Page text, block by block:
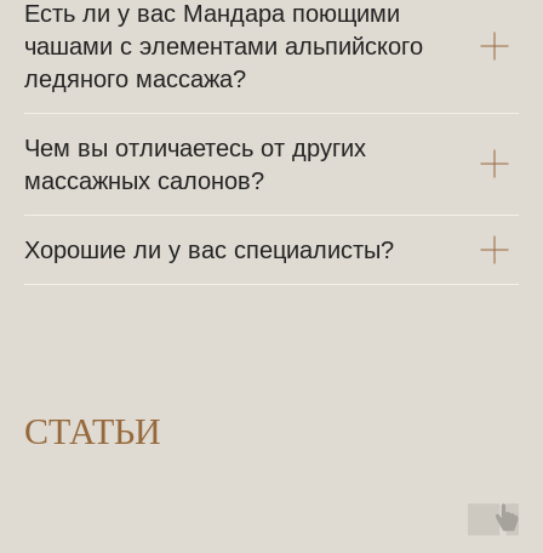
Есть ли у вас Мандара поющими
чашами с элементами альпийского
ледяного массажа?
Чем вы отличаетесь от других
массажных салонов?
Хорошие ли у вас специалисты?
СТАТЬИ